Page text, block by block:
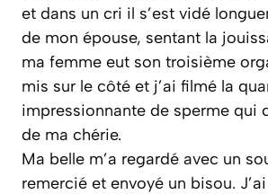
et dans un cri il s’est vidé
de mon épouse, sentant la
ma femme eut son troisième
mis sur le côté et j’ai filmé la
impressionnante de sperme qui
de ma chérie.
Ma belle m’a regardé avec un
remercié et envoyé un bisou.